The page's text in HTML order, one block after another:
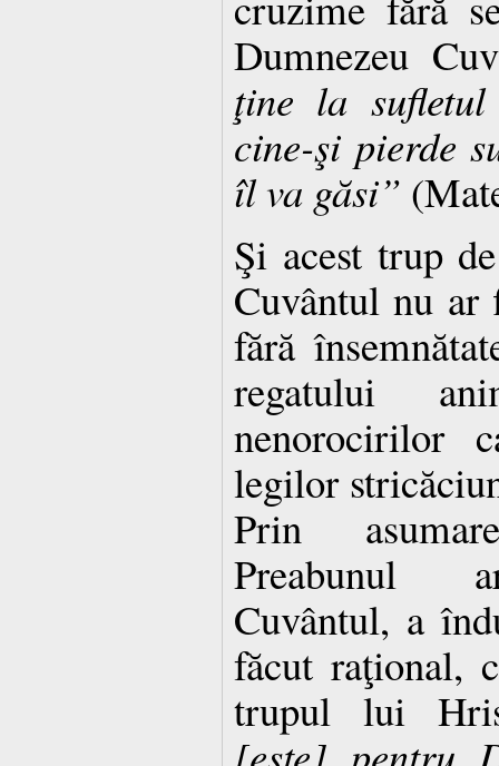
Dumnezeu
ţine la
cine-şi pierde
îl va găsi”
Şi acest trup
Cuvântul nu ar
fără
regatului
nenorocirilor
legilor
Prin
Preabunul
Cuvântul, a
făcut raţional,
trupul lui
[este] pentru